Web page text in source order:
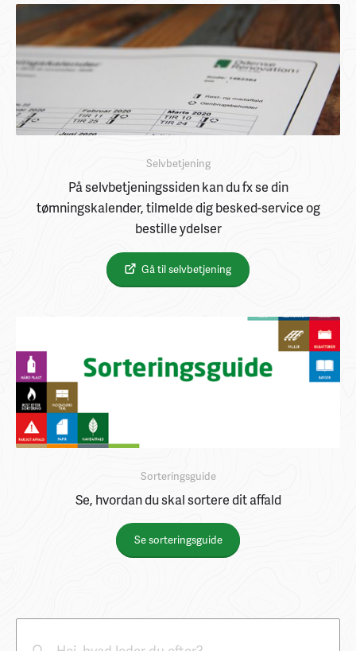
Selvbetjening
På selvbetjeningssiden kan du fx se din
tømningskalender, tilmelde dig besked-service og
bestille ydelser
Gå til selvbetjening
Sorteringsguide
Se, hvordan du skal sortere dit affald
Se sorteringsguide